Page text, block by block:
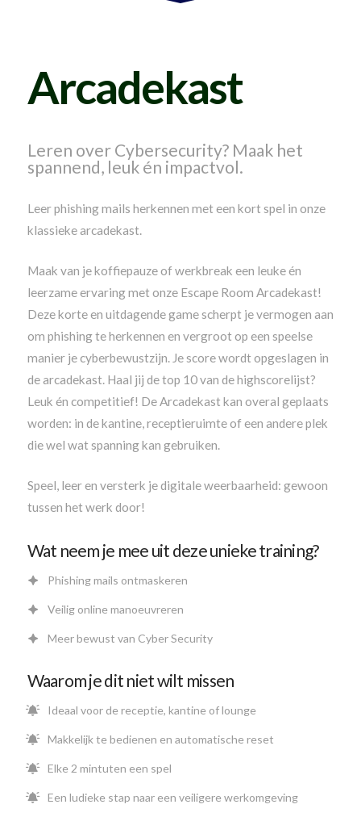
Arcadekast
Leren over Cybersecurity? Maak het
spannend, leuk én impactvol.
Leer phishing mails herkennen met een kort spel in onze
klassieke arcadekast.
Maak van je koffiepauze of werkbreak een leuke én
leerzame ervaring met onze Escape Room Arcadekast!
Deze korte en uitdagende game scherpt je vermogen aan
om phishing te herkennen en vergroot op een speelse
manier je cyberbewustzijn. Je score wordt opgeslagen in
de arcadekast. Haal jij de top 10 van de highscorelijst?
Leuk én competitief! De Arcadekast kan overal geplaats
worden: in de kantine, receptieruimte of een andere plek
die wel wat spanning kan gebruiken.
Speel, leer en versterk je digitale weerbaarheid: gewoon
tussen het werk door!
Wat neem je mee uit deze unieke training?
Phishing mails ontmaskeren
Veilig online manoeuvreren
Meer bewust van Cyber Security
Waarom je dit niet wilt missen
Ideaal voor de receptie, kantine of lounge
Makkelijk te bedienen en automatische reset
Elke 2 mintuten een spel
Een ludieke stap naar een veiligere werkomgeving